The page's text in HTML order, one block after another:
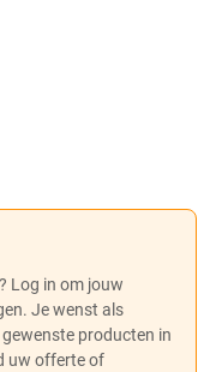
Log in om jouw
Je wenst als
producten in
uw offerte of